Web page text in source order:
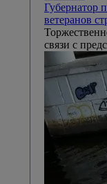
Губернатор
ветеранов
связи с